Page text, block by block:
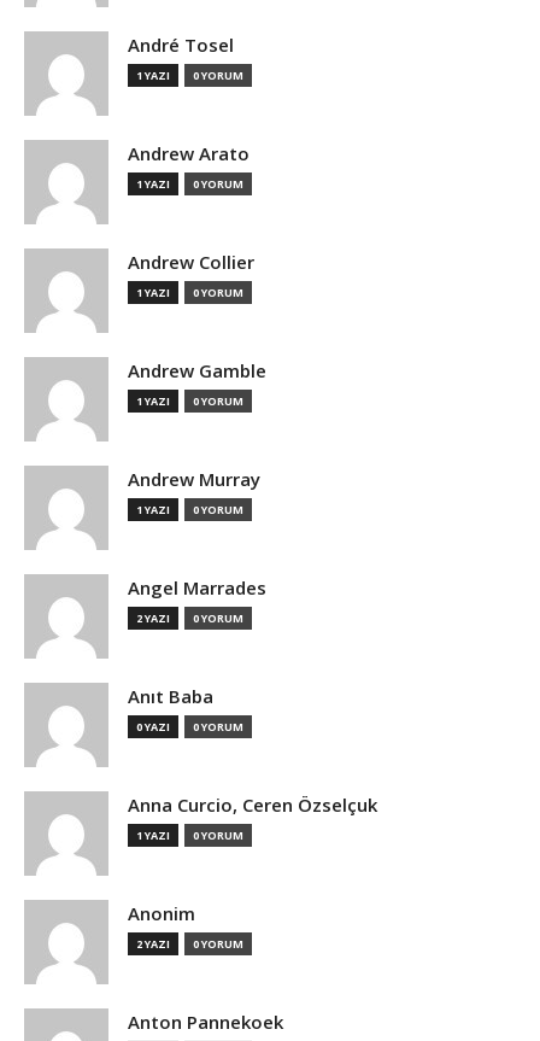
André Tosel
1 YAZI 0 YORUM
Andrew Arato
1 YAZI 0 YORUM
Andrew Collier
1 YAZI 0 YORUM
Andrew Gamble
1 YAZI 0 YORUM
Andrew Murray
1 YAZI 0 YORUM
Angel Marrades
2 YAZI 0 YORUM
Anıt Baba
0 YAZI 0 YORUM
Anna Curcio, Ceren Özselçuk
1 YAZI 0 YORUM
Anonim
2 YAZI 0 YORUM
Anton Pannekoek